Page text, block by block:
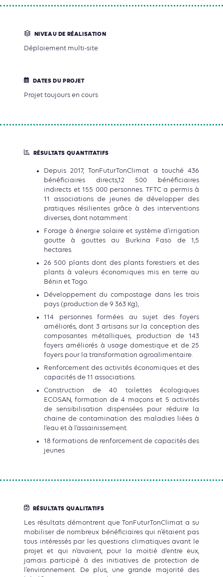
NIVEAU DE RÉALISATION
Déploiement multi-site
DATES DU PROJET
Projet toujours en cours
RÉSULTATS QUANTITATIFS
Depuis 2017, TonFuturTonClimat a touché 436
bénéficiaires directs,12 500 bénéficiaires
indirects et 155 000 personnes. TFTC a permis à
11 associations de jeunes de développer des
pratiques résilientes grâce à des interventions
diverses, dont notamment :
Forage à énergie solaire et système d’irrigation
goutte à gouttes au Burkina Faso de 1,5
hectares.
26 500 plants dont des plants forestiers et des
plants à valeurs économiques mis en terre au
Bénin et Togo.
Développement du compostage dans les trois
pays (production de 9 363 Kg),
114 personnes formées au sujet des foyers
améliorés, dont 3 artisans sur la conception des
composantes métalliques, production de 143
foyers améliorés à usage domestique et de 25
foyers pour la transformation agroalimentaire.
Renforcement des activités économiques et des
capacités de 11 associations.
Construction de 40 toilettes écologiques
ECOSAN, formation de 4 maçons et 5 activités
de sensibilisation dispensées pour réduire la
chaine de contamination des maladies liées à
l’eau et à l’assainissement.
18 formations de renforcement de capacités des
jeunes
RÉSULTATS QUALITATIFS
Les résultats démontrent que TonFuturTonClimat a su
mobiliser de nombreux bénéficiaires qui n’étaient pas
tous intéressés par les questions climatiques avant le
projet et qui n’avaient, pour la moitié d’entre eux,
jamais participé à des initiatives de protection de
l’environnement. De plus, une grande majorité des